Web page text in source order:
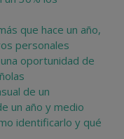
que hace un año,
personales
oportunidad de
de un
un año y medio
identificarlo y qué